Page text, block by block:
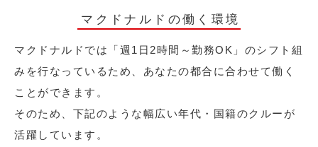
マクドナルドの働く環境
マクドナルドでは「週1日2時間～勤務OK」のシフト組
みを行なっているため、あなたの都合に合わせて働く
ことができます。
そのため、下記のような幅広い年代・国籍のクルーが
活躍しています。